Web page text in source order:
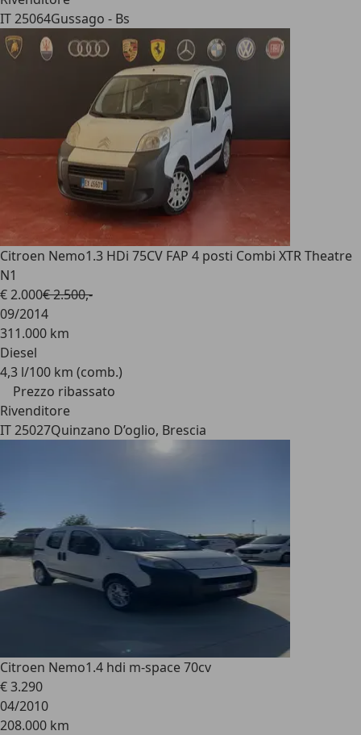
IT 25064Gussago - Bs
Citroen Nemo1.3 HDi 75CV FAP 4 posti Combi XTR Theatre
N1
€ 2.000€ 2.500,-
09/2014
311.000 km
Diesel
4,3 l/100 km (comb.)
Prezzo ribassato
Rivenditore
IT 25027Quinzano D’oglio, Brescia
Citroen Nemo1.4 hdi m-space 70cv
€ 3.290
04/2010
208.000 km